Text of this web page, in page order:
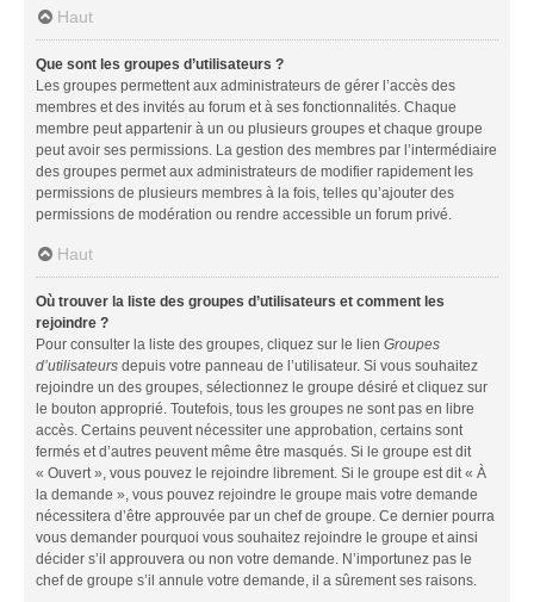
Haut
Que sont les groupes d’utilisateurs ?
Les groupes permettent aux administrateurs de gérer l’accès des
membres et des invités au forum et à ses fonctionnalités. Chaque
membre peut appartenir à un ou plusieurs groupes et chaque groupe
peut avoir ses permissions. La gestion des membres par l’intermédiaire
des groupes permet aux administrateurs de modifier rapidement les
permissions de plusieurs membres à la fois, telles qu’ajouter des
permissions de modération ou rendre accessible un forum privé.
Haut
Où trouver la liste des groupes d’utilisateurs et comment les
rejoindre ?
Pour consulter la liste des groupes, cliquez sur le lien Groupes
d’utilisateurs depuis votre panneau de l’utilisateur. Si vous souhaitez
rejoindre un des groupes, sélectionnez le groupe désiré et cliquez sur
le bouton approprié. Toutefois, tous les groupes ne sont pas en libre
accès. Certains peuvent nécessiter une approbation, certains sont
fermés et d’autres peuvent même être masqués. Si le groupe est dit
« Ouvert », vous pouvez le rejoindre librement. Si le groupe est dit « À
la demande », vous pouvez rejoindre le groupe mais votre demande
nécessitera d’être approuvée par un chef de groupe. Ce dernier pourra
vous demander pourquoi vous souhaitez rejoindre le groupe et ainsi
décider s’il approuvera ou non votre demande. N’importunez pas le
chef de groupe s’il annule votre demande, il a sûrement ses raisons.